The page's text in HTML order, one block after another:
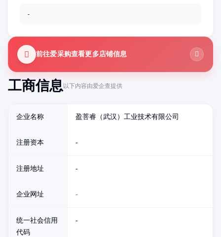
工商信息以下内容由爱企查提供
企业名称 盈菩睿（武汉）工业技术有限公司
注册资本 -
注册地址 -
企业网址 -
统一社会信用
代码
-
-
前往爱采购查看更多店铺信息